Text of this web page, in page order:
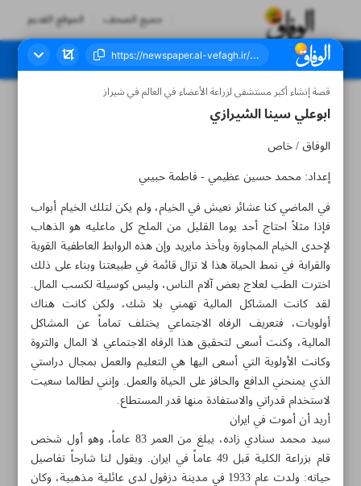
جميع الصحف الموقع القديم
العدد سبعة آلاف وخمسمائة وواحد - ١٦ مايو ٢٠٢٤
قصة إنشاء أكبر مستشفى لزراعة الأعضاء في العالم في شيراز
ابوعلي سينا الشيرازي
الوفاق / خاص
إعداد: محمد حسين عظيمي - فاطمة حبيبي
في الماضي كنا عشائر نعيش في الخيام، ولم يكن لتلك الخيام أبواب
فإذا مثلاً احتاج أحد يوما القليل من الملح كل ماعليه هو الذهاب
لإحدى الخيام المجاورة ويأخذ مايريد وإن هذه الروابط العاطفية القوية
والقرابة في نمط الحياة هذا لا تزال قائمة في طبيعتنا وبناء على ذلك
اخترت الطب لعلاج بعض آلام الناس، وليس كوسيلة لكسب المال.
لقد كانت المشاكل المالية تهمني بلا شك، ولكن كانت هناك
أولويات، فتعريف الرفاه الاجتماعي يختلف تماماً عن المشاكل
المالية، وكنت أسعى لتحقيق هذا الرفاه الاجتماعي لا المال والثروة
وكانت الأولوية التي أسعى اليها هي التعليم والعمل بمجال دراستي
الذي يمنحني الدافع والحافز على الحياة والعمل. وإنني لطالما سعيت
لاستخدام قدراتي والاستفادة منها قدر المستطاع.
أريد أن أموت في ايران
سيد محمد سنادي زاده، يبلغ من العمر 83 عاماً، وهو أول شخص
قام بزراعة الكلية قبل 49 عاماً في ايران. ويقول لنا شارحاً تفاصيل
حياته: ولدت عام 1933 في مدينة دزفول لدى عائلية مذهبية، وكان